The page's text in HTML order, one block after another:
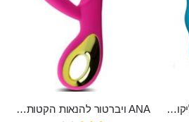
ביצת רטט אל-חוטית מסיליקון רפואי בגודל של 8 ס"מ ורוחב 3 ס"מ בעלת 20 מהירויות שונות "ENKI" ANA ויברטור להנאות הקטות מסיליקון רפואי, נטען, בעל 10 מצבי רטט